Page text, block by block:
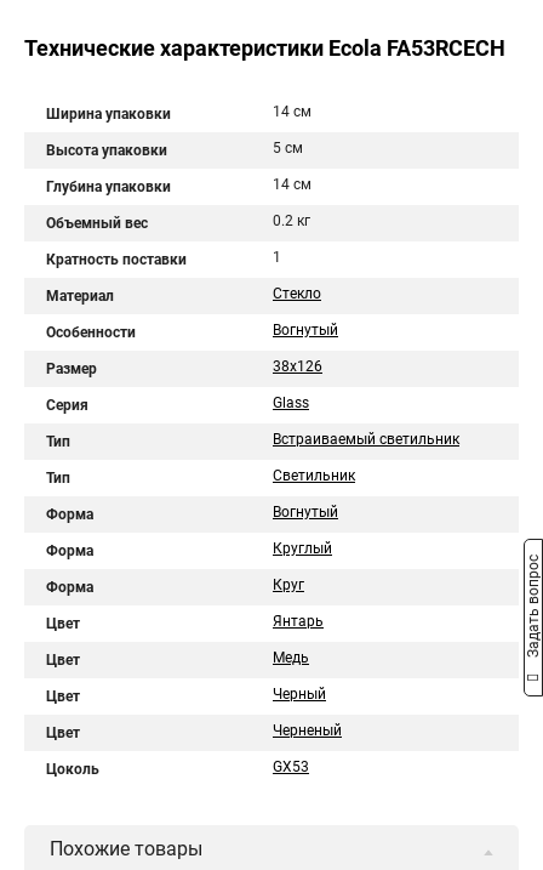
Технические характеристики Ecola FA53RCECH
Ширина упаковки 14 см
Высота упаковки 5 см
Глубина упаковки 14 см
Объемный вес 0.2 кг
Кратность поставки 1
Материал Стекло
Особенности Вогнутый
Размер 38x126
Серия Glass
Тип Встраиваемый светильник
Тип Светильник
Форма Вогнутый
Форма Круглый
Форма Круг
Цвет Янтарь
Цвет Медь
Цвет Черный
Цвет Черненый
Цоколь GX53
Похожие товары
Задать вопрос